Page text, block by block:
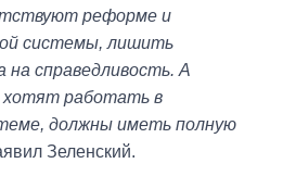
реформе и
системы, лишить
на справедливость. А
хотят работать в
должны иметь полную
Зеленский.